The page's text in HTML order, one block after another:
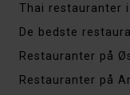
Thai restauranter
De bedste
Restauranter på
Restauranter på